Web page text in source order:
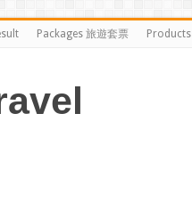
Packages 旅遊套票 Products